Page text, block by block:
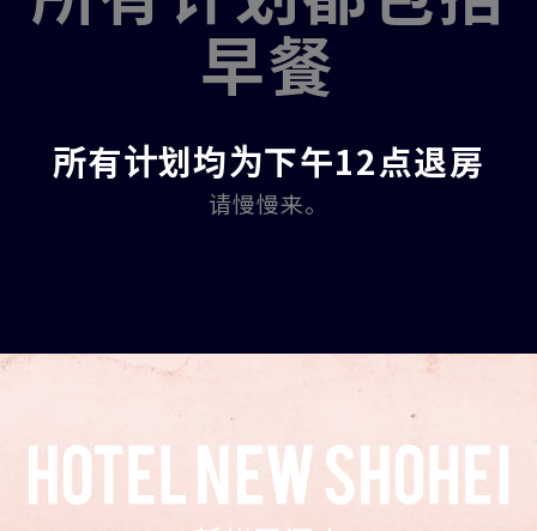
早餐
所有计划均为下午12点退房
请慢慢来。